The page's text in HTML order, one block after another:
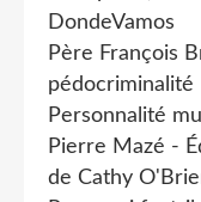
DondeVamos
Père François
pédocriminalité
Personnalité
Pierre Mazé -
de Cathy